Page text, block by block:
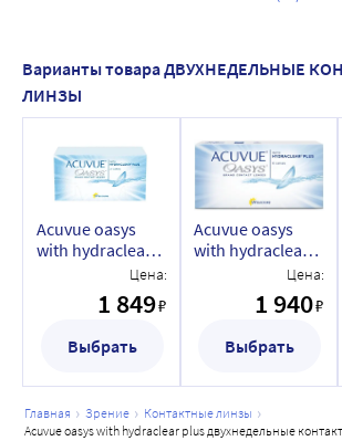
Варианты товара ДВУХНЕДЕЛЬНЫЕ
ЛИНЗЫ
Acuvue oasys
with hydraclear
двухнедельные
контактные
линзы 8,4/14,0 6
шт./-10,00/
Цена:
1 849₽
Выбрать
Acuvue oasys
with hydraclear
двухнедельные
контактные
линзы 8,4/14,0 6
шт./-9,50/
Цена:
1 940₽
Выбрать
главная зрение
контактные линзы
acuvue oasys with hydraclear plus двухнедельные контактные